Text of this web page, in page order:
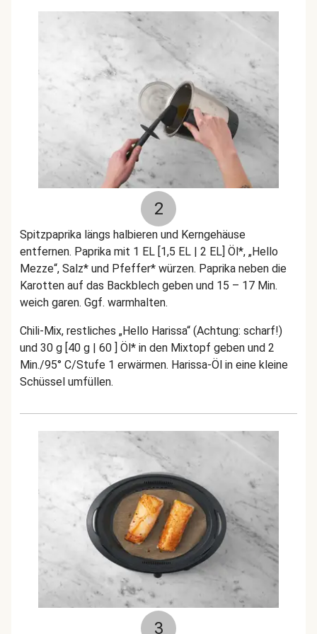
2
Spitzpaprika längs halbieren und Kerngehäuse
entfernen. Paprika mit 1 EL [1,5 EL | 2 EL] Öl*, „Hello
Mezze“, Salz* und Pfeffer* würzen. Paprika neben die
Karotten auf das Backblech geben und 15 – 17 Min.
weich garen. Ggf. warmhalten.
Chili-Mix, restliches „Hello Harissa“ (Achtung: scharf!)
und 30 g [40 g | 60 ] Öl* in den Mixtopf geben und 2
Min./95° C/Stufe 1 erwärmen. Harissa-Öl in eine kleine
Schüssel umfüllen.
3